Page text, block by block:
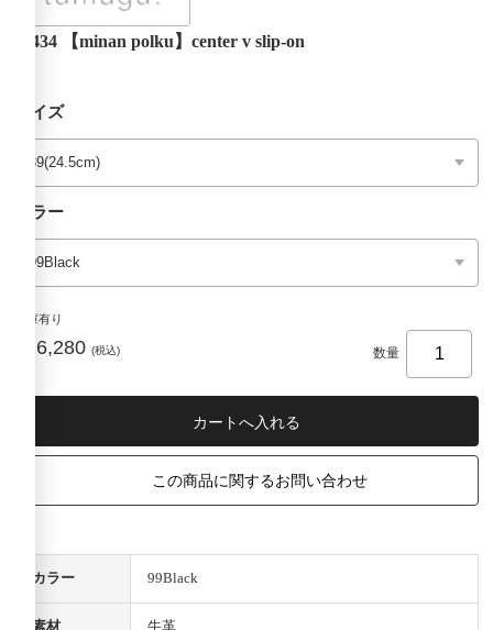
M434 【minan polku】center v slip-on
サイズ
カラー
在庫有り
¥16,280 (税込) 数量
この商品に関するお問い合わせ
カラー 99Black
素材 牛革